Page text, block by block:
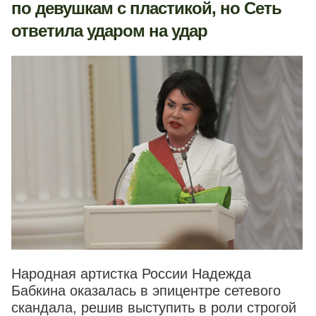
по девушкам с пластикой, но Сеть
ответила ударом на удар
Народная артистка России Надежда
Бабкина оказалась в эпицентре сетевого
скандала, решив выступить в роли строгой